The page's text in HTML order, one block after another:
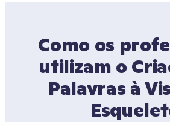
Como os
utilizam o
Palavras à